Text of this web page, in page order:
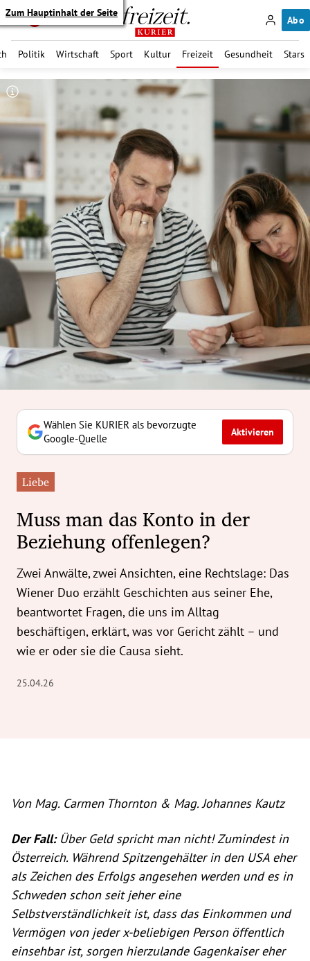
Zum Hauptinhalt der Seite
Abo
Politik Wirtschaft Sport Kultur Freizeit Gesundheit Stars
Untermenü
Untermenü
Untermenü
Untermenü
Untermenü
Untermenü
Untermenü
Untermenü
Untermenü
Wählen Sie KURIER als bevorzugte
Google-Quelle
Aktivieren
Liebe
Muss man das Konto in der
Beziehung offenlegen?
Zwei Anwälte, zwei Ansichten, eine Rechtslage: Das
Wiener Duo erzählt Geschichten aus seiner Ehe,
beantwortet Fragen, die uns im Alltag
beschäftigen, erklärt, was vor Gericht zählt – und
wie er oder sie die Causa sieht.
25.04.26
Von Mag. Carmen Thornton & Mag. Johannes Kautz
Der Fall: Über Geld spricht man nicht! Zumindest in
Österreich. Während Spitzengehälter in den USA eher
als Zeichen des Erfolgs angesehen werden und es in
Schweden schon seit jeher eine
Selbstverständlichkeit ist, dass das Einkommen und
Vermögen von jeder x-beliebigen Person öffentlich
einsehbar ist, sorgen hierzulande Gagenkaiser eher